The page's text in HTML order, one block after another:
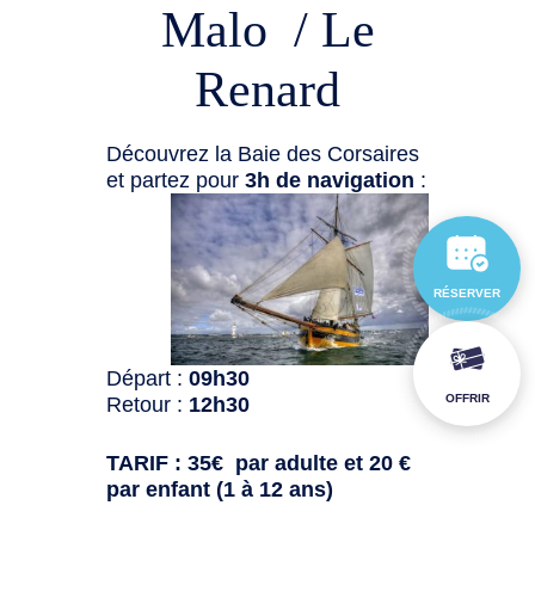
Malo / Le
Renard
Découvrez la Baie des Corsaires
et partez pour3h de navigation :
Départ :09h30
Retour : 12h30
TARIF : 35€ par adulte et 20 €
par enfant (1 à 12 ans)
RÉSERVER
OFFRIR